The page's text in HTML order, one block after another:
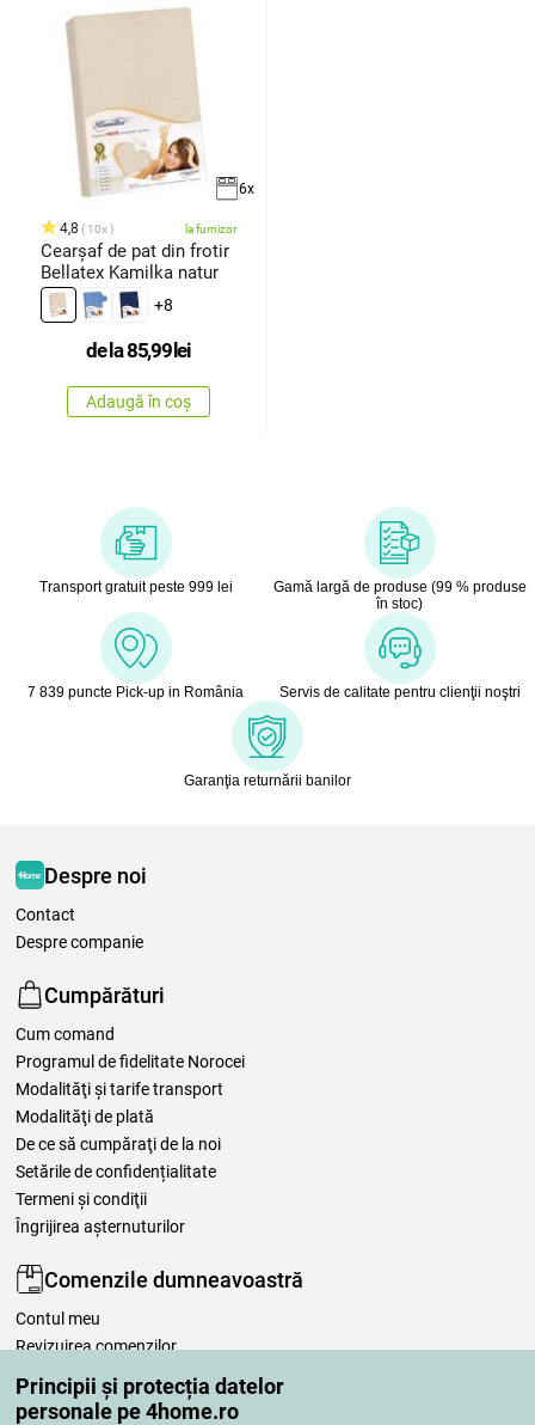
Principii și protecția datelor
personale pe 4home.ro
6x
4,8 10x la furnizor
Cearșaf de pat din frotir
Bellatex Kamilka natur
+8
de la85,99lei
Adaugă în coș
Transport gratuit peste 999 lei
Gamă largă de produse (99 % produse
în stoc)
7 839 puncte Pick-up in România Servis de calitate pentru clienţii noştri
Garanţia returnării banilor
Despre noi
Contact
Despre companie
Cumpărături
Cum comand
Programul de fidelitate Norocei
Modalităţi şi tarife transport
Modalităţi de plată
De ce să cumpăraţi de la noi
Setările de confidențialitate
Termeni şi condiţii
Îngrijirea așternuturilor
Comenzile dumneavoastră
Contul meu
Revizuirea comenzilor
Reclamaţii
Retragere de la contract